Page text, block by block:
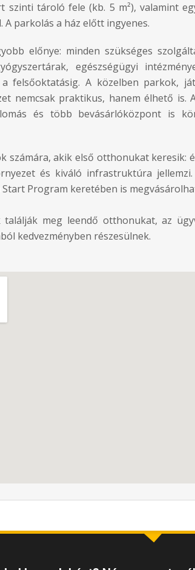
tároló fele (kb. 5 m²), valamint
parkolás a ház előtt ingyenes.
előnye: minden szükséges
egészségügyi
felsőoktatásig. A közelben parkok,
nemcsak praktikus, hanem élhető is.
és több bevásárlóközpont is
számára, akik első otthonukat keresik:
és kiváló infrastruktúra
Program keretében is
meg leendő otthonukat, az
kedvezményben részesülnek.